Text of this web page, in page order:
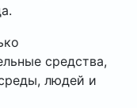
средства,
людей и